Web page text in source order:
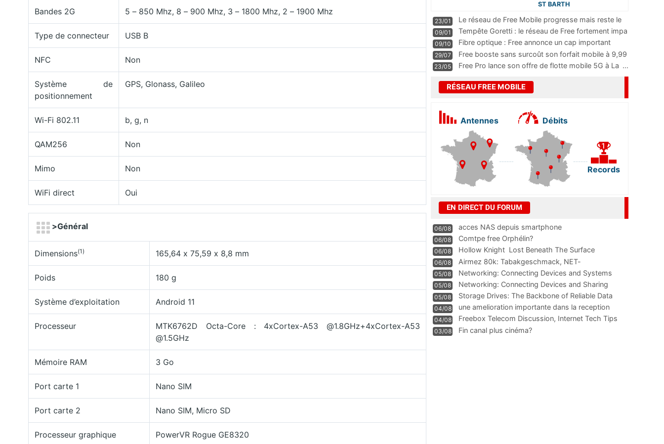
Bandes 2G 5 – 850 Mhz, 8 – 900 Mhz, 3 – 1800 Mhz, 2 – 1900 Mhz
Type de connecteur USB B
NFC Non
Système de
positionnement
GPS, Glonass, Galileo
Wi-Fi 802.11 b, g, n
QAM256 Non
Mimo Non
WiFi direct Oui
>Général
Dimensions(1) 165,64 x 75,59 x 8,8 mm
Poids 180 g
Système d’exploitation Android 11
Processeur
MTK6762D Octa-Core : 4xCortex-A53 @1.8GHz+4xCortex-A53
@1.5GHz
Mémoire RAM 3 Go
Port carte 1 Nano SIM
Port carte 2 Nano SIM, Micro SD
Processeur graphique PowerVR Rogue GE8320
ST BARTH
23/01
Le réseau de Free Mobile progresse mais reste le
m
...
09/01
Tempête Goretti : le réseau de Free fortement impa
09/10
Fibre optique : Free annonce un cap important
pass
...
29/07
Free booste sans surcoût son forfait mobile à 9,99
23/05 Free Pro lance son offre de flotte mobile 5G à La ...
RÉSEAU FREE MOBILE
Antennes Débits
Records
EN DIRECT DU FORUM
06/08 acces NAS depuis smartphone
06/08 Comtpe free Orphélin?
06/08 Hollow Knight  Lost Beneath The Surface
06/08
Airmez 80k: Tabakgeschmack, NET-
Technologie und Leistung im
05/08 Networking: Connecting Devices and Systems
05/08
Networking: Connecting Devices and Sharing
Information
05/08
Storage Drives: The Backbone of Reliable Data
Management
04/08
une amelioration importante dans la reception
WIFI
04/08
Freebox Telecom Discussion, Internet Tech Tips
Communi
03/08 Fin canal plus cinéma?